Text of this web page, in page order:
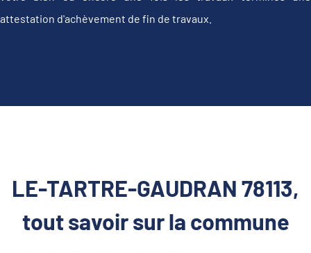
attestation d'achèvement de fin de travaux.
LE-TARTRE-GAUDRAN 78113,
tout savoir sur la commune